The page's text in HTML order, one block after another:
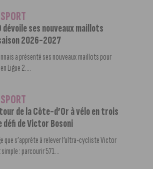
SPORT
dévoile ses nouveaux maillots
2026-2027
a présenté ses nouveaux maillots pour
Ligue 2....
SPORT
de la Côte-d’Or à vélo en trois
défi de Victor Bosoni
que s’apprête à relever l’ultra-cycliste Victor
: parcourir 571...